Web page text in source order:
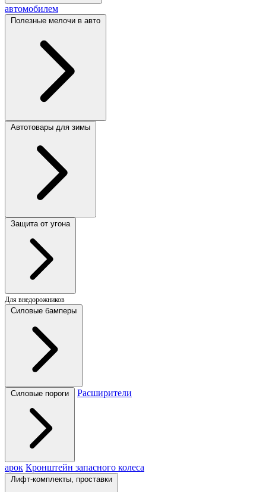
автомобилем
Полезные мелочи в авто
Автотовары для зимы
Защита от угона
Для внедорожников
Силовые бамперы
Силовые пороги Расширители
арок Кронштейн запасного колеса
Лифт-комплекты, проставки